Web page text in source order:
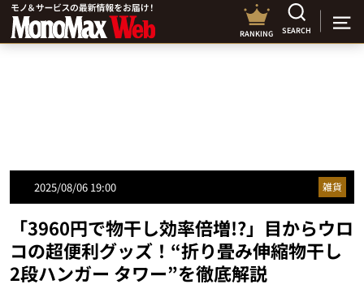
RANKING SEARCH
2025/08/06 19:00 雑貨
「3960円で物干し効率倍増!?」目からウロ
コの超便利グッズ！“折り畳み伸縮物干し
2段ハンガー タワー”を徹底解説